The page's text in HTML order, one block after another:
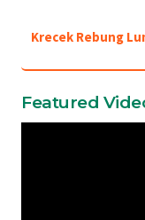
Krecek Rebung
Featured